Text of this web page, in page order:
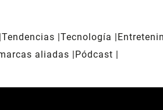
Tendencias Tecnología
aliadas
Pódcast